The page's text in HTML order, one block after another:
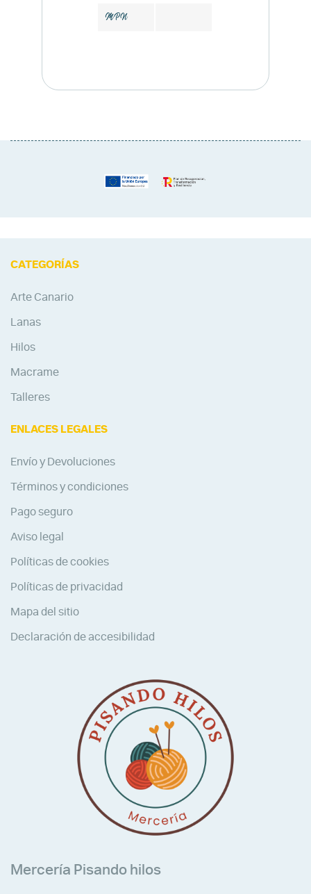
MPN
CATEGORÍAS
Arte Canario
Lanas
Hilos
Macrame
Talleres
ENLACES LEGALES
Envío y Devoluciones
Términos y condiciones
Pago seguro
Aviso legal
Políticas de cookies
Políticas de privacidad
Mapa del sitio
Declaración de accesibilidad
Mercería Pisando hilos